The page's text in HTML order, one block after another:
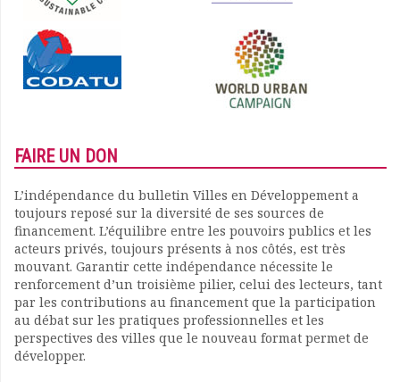
FAIRE UN DON
L’indépendance du bulletin Villes en Développement a
toujours reposé sur la diversité de ses sources de
financement. L’équilibre entre les pouvoirs publics et les
acteurs privés, toujours présents à nos côtés, est très
mouvant. Garantir cette indépendance nécessite le
renforcement d’un troisième pilier, celui des lecteurs, tant
par les contributions au financement que la participation
au débat sur les pratiques professionnelles et les
perspectives des villes que le nouveau format permet de
développer.